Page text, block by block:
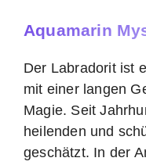
Aquamarin
Der Labradorit ist
mit einer langen
Magie. Seit
heilenden und
geschätzt. In der